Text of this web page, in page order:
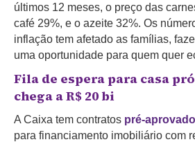
últimos 12 meses, o preço das
café 29%, e o azeite 32%. Os
inflação tem afetado as famílias,
uma oportunidade para quem quer
Fila de espera para casa
chega a R$ 20 bi
A Caixa tem contratos pré-
para financiamento imobiliário com